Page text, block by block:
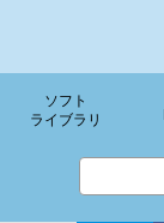
ソフト
ライブラリ